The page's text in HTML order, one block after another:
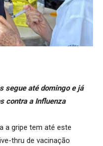
segue até domingo e já
contra a Influenza
a gripe tem até este
thru de vacinação